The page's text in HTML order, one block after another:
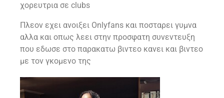
χορευτρια σε clubs
Πλεον εχει ανοιξει Onlyfans και ποσταρει γυμνα
αλλα και οπως λεει στην προσφατη συνεντευξη
που εδωσε στο παρακατω βιντεο κανει και βιντεο
με τον γκομενο της